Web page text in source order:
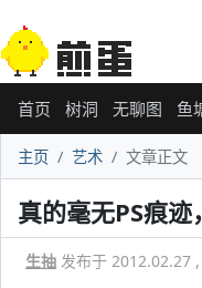
首页 树洞 无聊图 鱼
主页 艺术 文章正文
真的毫无PS痕
生抽 发布于 2012.02.27